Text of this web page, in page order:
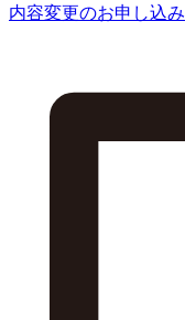
内容変更のお申し込み